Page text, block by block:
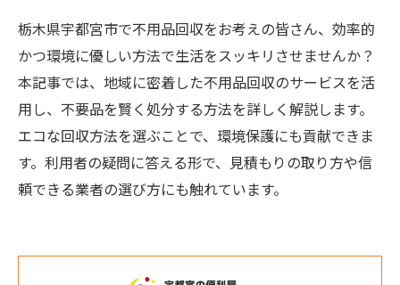
栃木県宇都宮市で不用品回収をお考えの皆さん、効率的
かつ環境に優しい方法で生活をスッキリさせませんか？
本記事では、地域に密着した不用品回収のサービスを活
用し、不要品を賢く処分する方法を詳しく解説します。
エコな回収方法を選ぶことで、環境保護にも貢献できま
す。利用者の疑問に答える形で、見積もりの取り方や信
頼できる業者の選び方にも触れています。